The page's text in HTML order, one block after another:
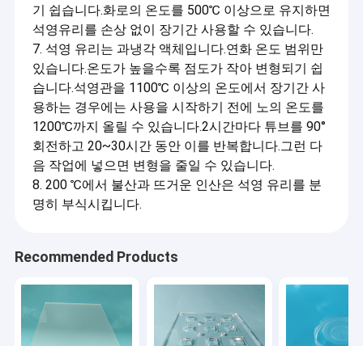
기 쉽습니다.화로의 온도를 500℃ 이상으로 유지하면
석영유리를 손상 없이 장기간 사용할 수 있습니다.
7. 석영 유리는 과냉각 액체입니다.연화 온도 범위만
있습니다.온도가 높을수록 점도가 작아 변형되기 쉽
습니다.석영관을 1100℃ 이상의 온도에서 장기간 사
용하는 경우에는 사용을 시작하기 전에 노의 온도를
1200℃까지 올릴 수 있습니다.2시간마다 튜브를 90°
회전하고 20~30시간 동안 이를 반복합니다.그런 다
음 작업에 넣으면 변형을 줄일 수 있습니다.
8. 200 ℃에서 불산과 뜨거운 인산은 석영 유리를 분
명히 부식시킵니다.
Recommended Products